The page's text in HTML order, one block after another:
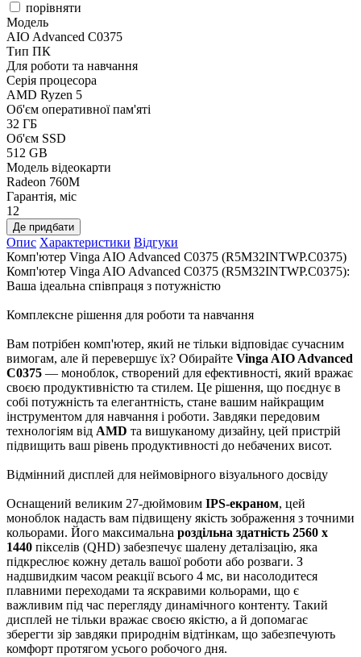
порівняти
Модель
AIO Advanced C0375
Тип ПК
Для роботи та навчання
Серія процесора
AMD Ryzen 5
Об'єм оперативної пам'яті
32 ГБ
Об'єм SSD
512 GB
Модель відеокарти
Radeon 760M
Гарантія, міс
12
Де придбати
Опис Характеристики Відгуки
Комп'ютер Vinga AIO Advanced C0375 (R5M32INTWP.C0375)
Комп'ютер Vinga AIO Advanced C0375 (R5M32INTWP.C0375):
Ваша ідеальна співпраця з потужністю
Комплексне рішення для роботи та навчання
Вам потрібен комп'ютер, який не тільки відповідає сучасним
вимогам, але й перевершує їх? Обирайте Vinga AIO Advanced
C0375 — моноблок, створений для ефективності, який вражає
своєю продуктивністю та стилем. Це рішення, що поєднує в
собі потужність та елегантність, стане вашим найкращим
інструментом для навчання і роботи. Завдяки передовим
технологіям від AMD та вишуканому дизайну, цей пристрій
підвищить ваш рівень продуктивності до небачених висот.
Відмінний дисплей для неймовірного візуального досвіду
Оснащений великим 27-дюймовим IPS-екраном, цей
моноблок надасть вам підвищену якість зображення з точними
кольорами. Його максимальна роздільна здатність 2560 x
1440 пікселів (QHD) забезпечує шалену деталізацію, яка
підкреслює кожну деталь вашої роботи або розваги. З
надшвидким часом реакції всього 4 мс, ви насолодитеся
плавними переходами та яскравими кольорами, що є
важливим під час перегляду динамічного контенту. Такий
дисплей не тільки вражає своєю якістю, а й допомагає
зберегти зір завдяки природнім відтінкам, що забезпечують
комфорт протягом усього робочого дня.